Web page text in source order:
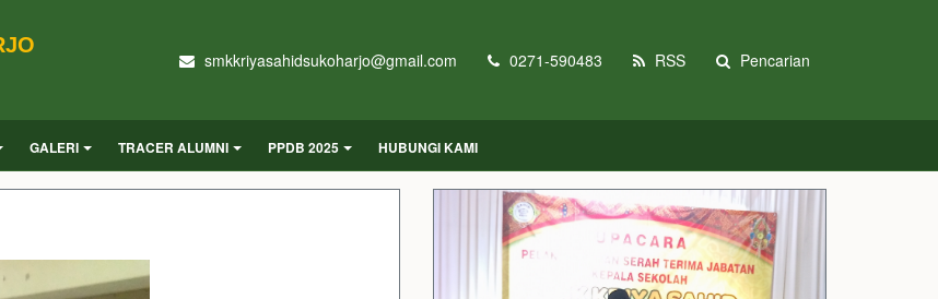
smkkriyasahidsukoharjo@gmail.com 0271-590483 RSS Pencarian
GALERI TRACER ALUMNI PPDB 2025 HUBUNGI KAMI